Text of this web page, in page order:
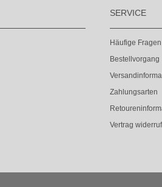
SERVICE
Häufige Fragen
Bestellvorgang
Zahlungsarten
Vertrag